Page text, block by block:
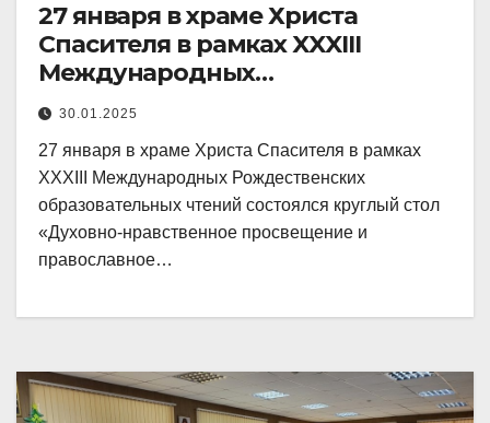
27 января в храме Христа
Спасителя в рамках XXXIII
Международных
Рождественских
образовательных
30.01.2025
27 января в храме Христа Спасителя в рамках
XXXIII Международных Рождественских
образовательных чтений состоялся круглый стол
«Духовно-нравственное просвещение и
православное…